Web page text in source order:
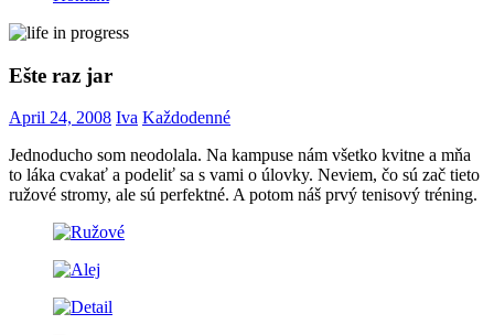
Ešte raz jar
April 24, 2008 Iva Každodenné
Jednoducho som neodolala. Na kampuse nám všetko kvitne a mňa
to láka cvakať a podeliť sa s vami o úlovky. Neviem, čo sú zač tieto
ružové stromy, ale sú perfektné. A potom náš prvý tenisový tréning.